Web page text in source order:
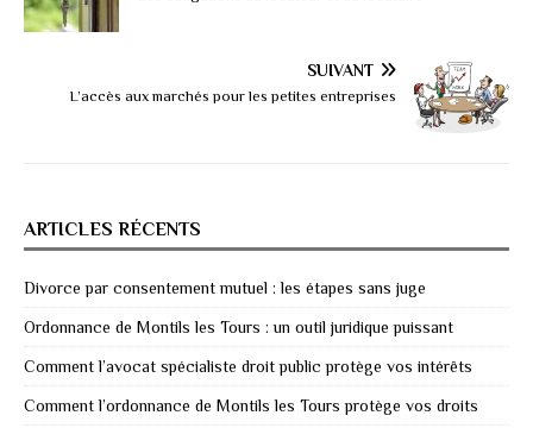
SUIVANT
L’accès aux marchés pour les petites entreprises
ARTICLES RÉCENTS
Divorce par consentement mutuel : les étapes sans juge
Ordonnance de Montils les Tours : un outil juridique puissant
Comment l’avocat spécialiste droit public protège vos intérêts
Comment l’ordonnance de Montils les Tours protège vos droits